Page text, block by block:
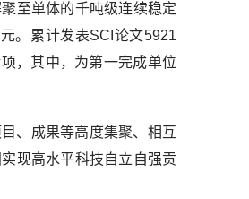
至单体的千吨级连续稳定
。累计发表SCI论文5921
，其中，为第一完成单位
、成果等高度集聚、相互
现高水平科技自立自强贡